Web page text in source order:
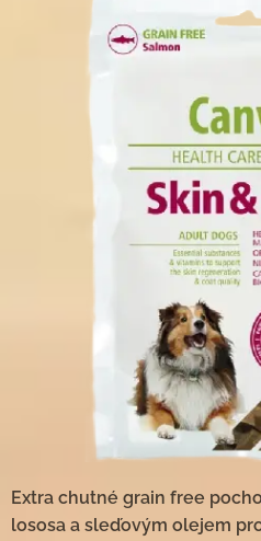
Extra chutné grain free
lososa a sleďovým olejem